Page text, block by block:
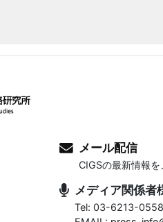
メール配信
CIGSの最新情報を
メディア関係者
Tel: 03-6213-0558